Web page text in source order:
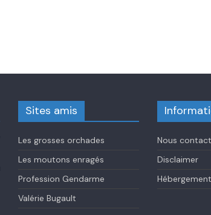
Sites amis
Les grosses orchades
Les moutons enragés
Profession Gendarme
Valérie Bugault
Nous
Disclaimer